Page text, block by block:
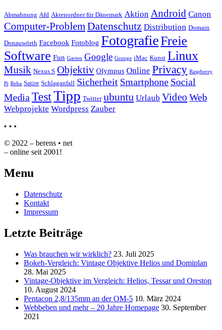
Abmahnung Afd Aktenordner für Dänemark Aktion Android Canon
Computer-ProblemDatenschutz Distribution Domain
Donauwörth Facebook Fotoblog FotografieFreie
Software Fun Garten Google Grunge iMac Kunst Linux
Musik Nexus S Objektiv Olympus Online Privacy Raspberry
Pi Reha Satire Schlaganfall Sicherheit Smartphone Social
MediaTestTipp Twitter ubuntu Urlaub Video Web
Webprojekte Wordpress Zauber
• • •
© 2022 – berens • net
– online seit 2001!
Menu
Datenschutz
Kontakt
Impressum
Letzte Beiträge
Was brauchen wir wirklich? 23. Juli 2025
Bokeh-Vergleich: Vintage Objektive Helios und Domiplan
28. Mai 2025
Vintage-Objektive im Vergleich: Helios, Tessar und Oreston
10. August 2024
Pentacon 2,8/135mm an der OM-5 10. März 2024
Webbeben und mehr – 20 Jahre Homepage 30. September
2021